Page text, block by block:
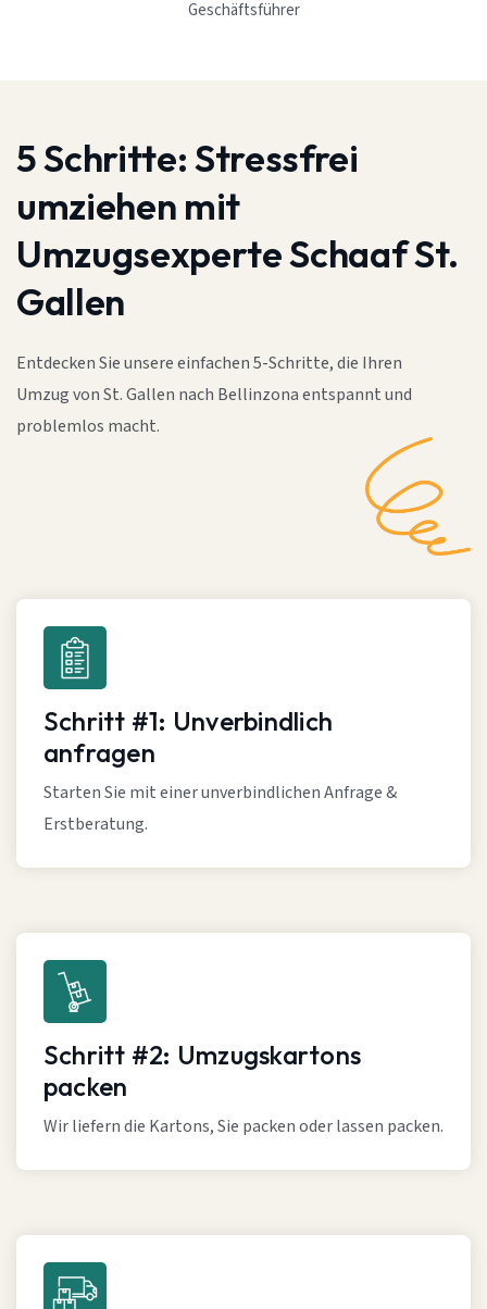
Geschäftsführer
5 Schritte:Stressfrei
umziehen mit
Umzugsexperte Schaaf St.
Gallen
Entdecken Sie unsere einfachen 5-Schritte, die Ihren
Umzug von St. Gallen nach Bellinzona entspannt und
problemlos macht.
Schritt #1: Unverbindlich
anfragen
Starten Sie mit einer unverbindlichen Anfrage &
Erstberatung.
Schritt #2: Umzugskartons
packen
Wir liefern die Kartons, Sie packen oder lassen packen.